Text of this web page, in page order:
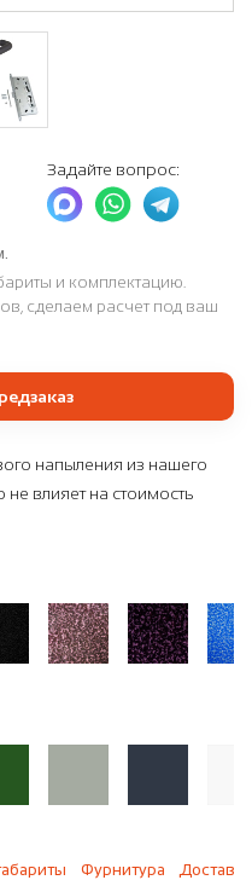
Задайте вопрос:
и комплектацию.
сделаем расчет под ваш
напыления из нашего
не влияет на стоимость
Фурнитура Доставка